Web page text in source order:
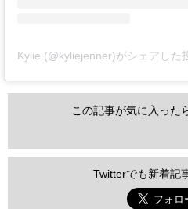
Kylie (@kyliejenner)がシェアした
この記事が気に入った
Twitterでも新着記